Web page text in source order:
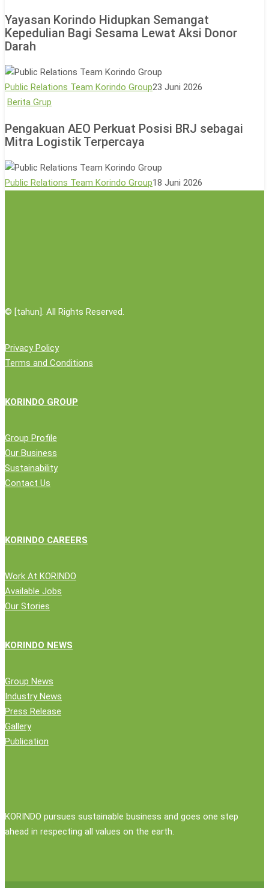
Perkuat
Agrowisata
Hidupkan
Semangat
Bagi
Sesama
Donor
Darah
Yayasan Korindo Hidupkan Semangat
Kepedulian Bagi Sesama Lewat Aksi Donor
Darah
Public Relations Team Korindo Group23 Juni 2026
Berita Grup
Perkuat
Posisi
Mitra
Pengakuan AEO Perkuat Posisi BRJ sebagai
Mitra Logistik Terpercaya
Public Relations Team Korindo Group18 Juni 2026
© [tahun]. All Rights Reserved.
Privacy Policy
Terms and Conditions
KORINDO GROUP
Group Profile
Our Business
Sustainability
Contact Us
KORINDO CAREERS
Work At KORINDO
Available Jobs
Our Stories
KORINDO NEWS
Group News
Industry News
Press Release
Gallery
Publication
KORINDO pursues sustainable business and goes one step
ahead in respecting all values on the earth.